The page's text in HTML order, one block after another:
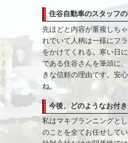
住谷自動車のスタッフ
先ほどと内容が重複しち
れでいて人柄は一様にフ
をかけてくれる。寒い日
である住谷さんを筆頭に
きな信頼の理由です。安
ね。
今後、どのようなお付
私はマキプランニングと
のことを全てお任せして